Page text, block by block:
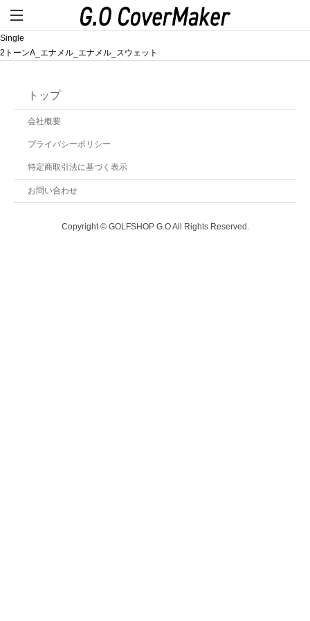
Single
2トーンA_エナメル_エナメル_スウェット
トップ
会社概要
プライバシーポリシー
特定商取引法に基づく表示
お問い合わせ
Copyright © GOLFSHOP G.O All Rights Reserved.